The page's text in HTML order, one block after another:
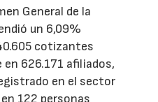
General de la
un 6,09%
cotizantes
626.171 afiliados,
en el sector
122 personas